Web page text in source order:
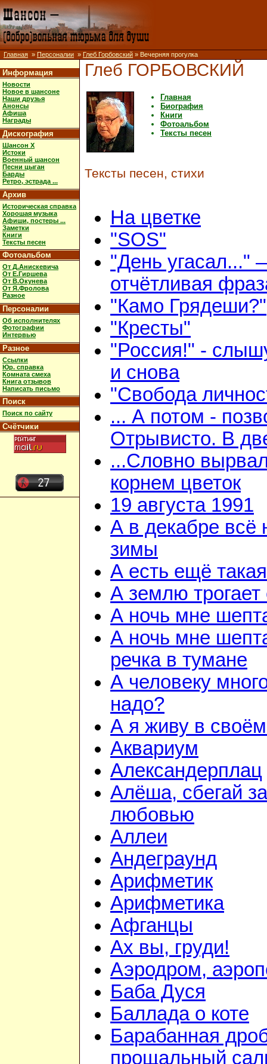
Главная » Персоналии » Глеб Горбовский » Вечерняя прогулка
Информация
Новости
Новое в шансоне
Наши друзья
Анонсы
Афиша
Награды
Дискография
Шансон X
Истоки
Военный шансон
Песни цыган
Барды
Ретро, эстрада ...
Архив
Историческая справка
Хорошая музыка
Афиши, постеры ...
Заметки
Книги
Тексты песен
Фотоальбом
От Д.Анискевича
От Е.Гиршева
От В.Окунева
От Я.Фролова
Разное
Персоналии
Об исполнителях
Фотографии
Интервью
Разное
Ссылки
Юр. справка
Комната смеха
Книга отзывов
Написать письмо
Поиск
Поиск по сайту
Счётчики
Глеб ГОРБОВСКИЙ
Главная
Биография
Книги
Фотоальбом
Тексты песен
Тексты песен, стихи
На цветке
"SOS"
"День угасал..."
отчётливая
"Камо Грядеши?"
"Кресты"
"Россия!" -
и снова
"Свобода
... А потом -
Отрывисто. В
...Словно
корнем цветок
19 августа 1991
А в декабре всё
зимы
А есть ещё
А землю трогает
А ночь мне
А ночь мне
речка в тумане
А человеку
надо?
А я живу в своём
Аквариум
Александерплац
Алёша, сбегай за
любовью
Аллеи
Андеграунд
Арифметик
Арифметика
Афганцы
Ах вы, груди!
Аэродром,
Баба Дуся
Баллада о коте
Барабанная
прощальный